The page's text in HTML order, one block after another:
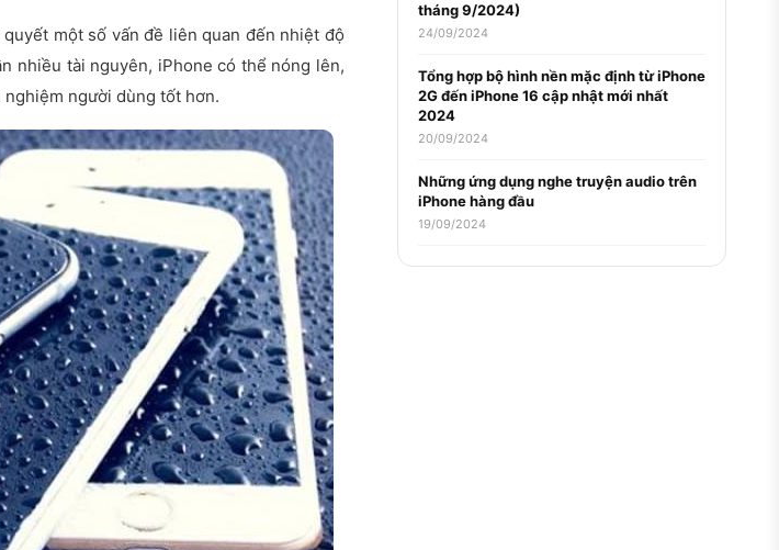
một số vấn đề liên quan đến nhiệt độ
nhiều tài nguyên, iPhone có thể nóng lên,
người dùng tốt hơn.
tháng 9/2024)
24/09/2024
Tổng hợp bộ hình nền mặc định từ iPhone
2G đến iPhone 16 cập nhật mới nhất
2024
20/09/2024
Những ứng dụng nghe truyện audio trên
iPhone hàng đầu
19/09/2024